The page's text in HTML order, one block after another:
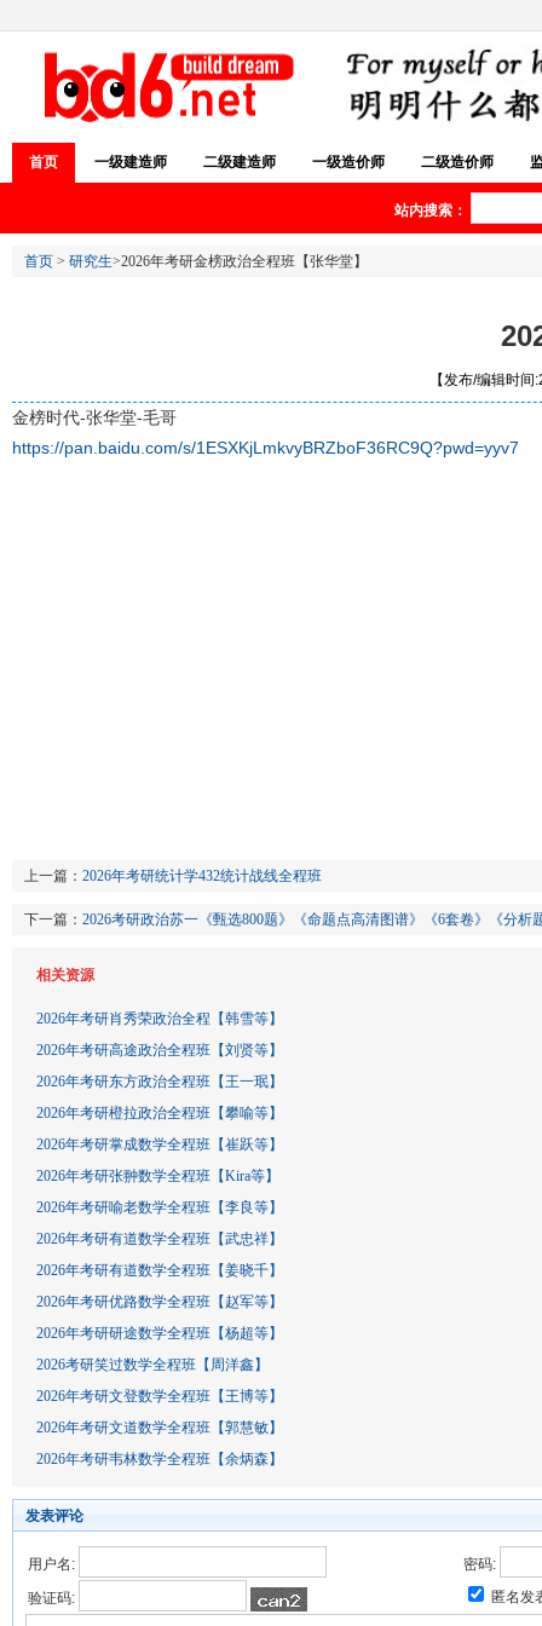
首页 一级建造师 二级建造师 一级造价师 二级造价师
站内搜索：
首页 > 研究生>2026年考研金榜政治全程班【张华堂】
【发布/编辑时
金榜时代-张华堂-毛哥
https://pan.baidu.com/s/1ESXKjLmkvyBRZboF36RC9Q?pwd=yyv7
上一篇： 2026年考研统计学432统计战线全程班
下一篇： 2026考研政治苏一《甄选800题》《命题点高清图谱》《6套卷》《分析
相关资源
2026年考研肖秀荣政治全程【韩雪等】
2026年考研高途政治全程班【刘贤等】
2026年考研东方政治全程班【王一珉】
2026年考研橙拉政治全程班【攀喻等】
2026年考研掌成数学全程班【崔跃等】
2026年考研张翀数学全程班【Kira等】
2026年考研喻老数学全程班【李良等】
2026年考研有道数学全程班【武忠祥】
2026年考研有道数学全程班【姜晓千】
2026年考研优路数学全程班【赵军等】
2026年考研研途数学全程班【杨超等】
2026考研笑过数学全程班【周洋鑫】
2026年考研文登数学全程班【王博等】
2026年考研文道数学全程班【郭慧敏】
2026年考研韦林数学全程班【余炳森】
发表评论
用户名:
密码:
验证码:
匿名发